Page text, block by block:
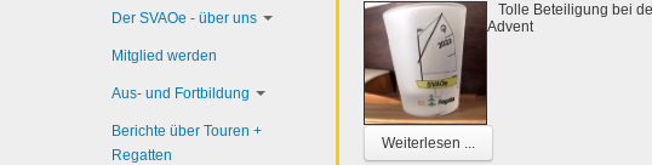
Tolle Beteiligung bei
Advent
Weiterlesen ...
Der SVAOe - über uns
Mitglied werden
Aus- und Fortbildung
Berichte über Touren +
Regatten